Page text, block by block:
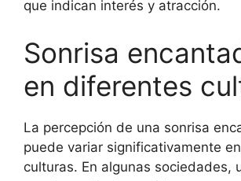
que indican interés y atracción.
Sonrisa
en diferentes
La percepción de una sonrisa
puede variar significativamente
culturas. En algunas sociedades,